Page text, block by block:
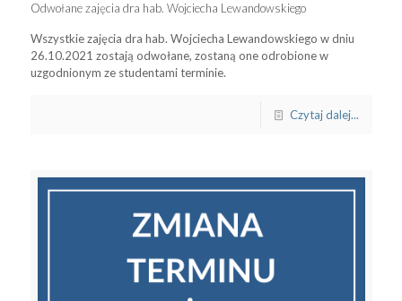
Odwołane zajęcia dra hab. Wojciecha Lewandowskiego
Wszystkie zajęcia dra hab. Wojciecha Lewandowskiego w dniu
26.10.2021 zostają odwołane, zostaną one odrobione w
uzgodnionym ze studentami terminie.
Czytaj dalej...